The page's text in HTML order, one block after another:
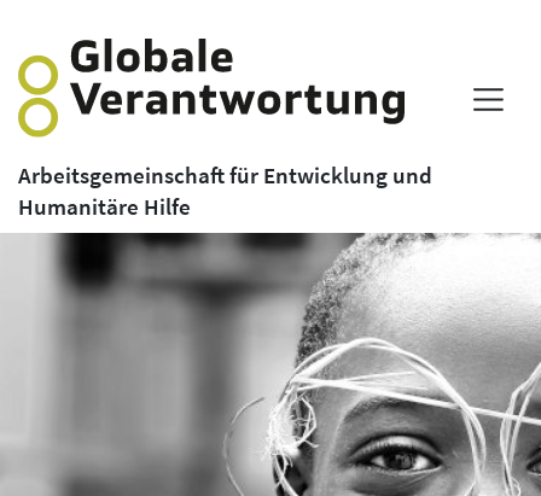
Arbeitsgemeinschaft für Entwicklung und
Humanitäre Hilfe